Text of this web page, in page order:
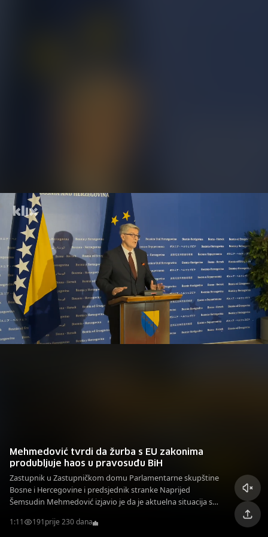
Mehmedović tvrdi da žurba s EU zakonima
produbljuje haos u pravosuđu BiH
Zastupnik u Zastupničkom domu Parlamentarne skupštine
Bosne i Hercegovine i predsjednik stranke Naprijed
Šemsudin Mehmedović izjavio je da je aktuelna situacija sa
konfuzije.
1:11 191prije 230 dana